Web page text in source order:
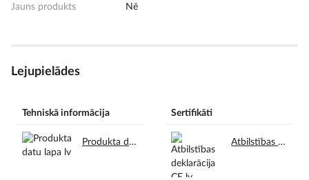
Jauns produkts Nē
Lejupielādes
Tehniskā informācija
Produkta datu lapa lv.pdf
Sertifikāti
Atbilstības deklarācija CE lv.pdf